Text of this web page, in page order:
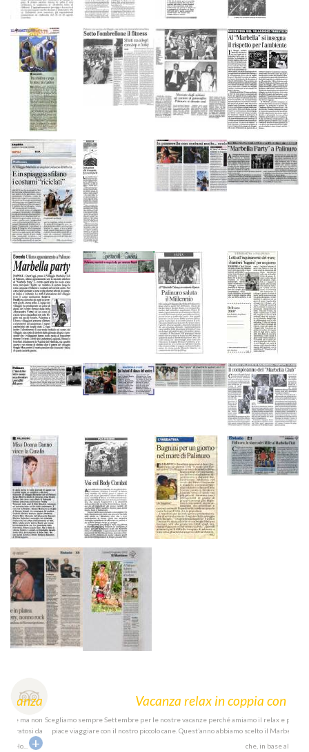
Vacanza relax in coppia con cane
Scegliamo sempre Settembre per le nostre vacanze perché amiamo il relax e perché ci
piace viaggiare con il nostro piccolo cane. Quest’anno abbiamo scelto il Marbella Club
che, in base alle... +